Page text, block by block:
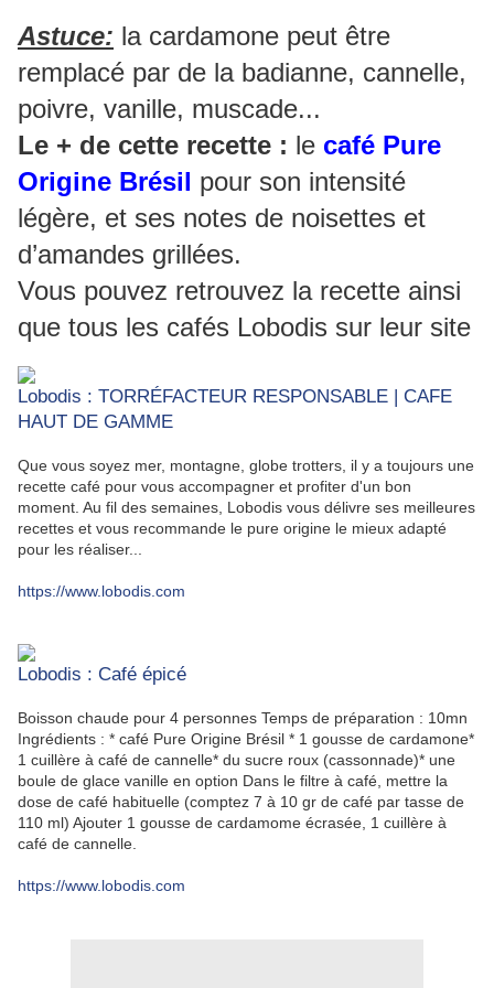
Astuce: la cardamone peut être
remplacé par de la badianne, cannelle,
poivre, vanille, muscade...
Le + de cette recette : le café Pure
Origine Brésil pour son intensité
légère, et ses notes de noisettes et
d’amandes grillées.
Vous pouvez retrouvez la recette ainsi
que tous les cafés Lobodis sur leur site
Lobodis : TORRÉFACTEUR RESPONSABLE | CAFE
HAUT DE GAMME
Que vous soyez mer, montagne, globe trotters, il y a toujours une
recette café pour vous accompagner et profiter d'un bon
moment. Au fil des semaines, Lobodis vous délivre ses meilleures
recettes et vous recommande le pure origine le mieux adapté
pour les réaliser...
https://www.lobodis.com
Lobodis : Café épicé
Boisson chaude pour 4 personnes Temps de préparation : 10mn
Ingrédients : * café Pure Origine Brésil * 1 gousse de cardamone*
1 cuillère à café de cannelle* du sucre roux (cassonnade)* une
boule de glace vanille en option Dans le filtre à café, mettre la
dose de café habituelle (comptez 7 à 10 gr de café par tasse de
110 ml) Ajouter 1 gousse de cardamome écrasée, 1 cuillère à
café de cannelle.
https://www.lobodis.com